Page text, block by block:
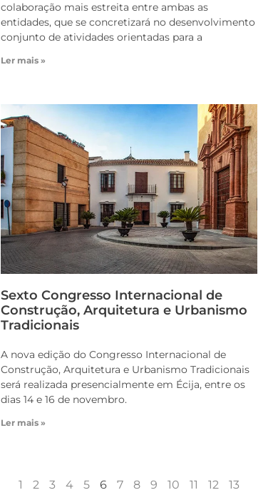
colaboração mais estreita entre ambas as
entidades, que se concretizará no desenvolvimento
conjunto de atividades orientadas para a
Ler mais »
Sexto Congresso Internacional de
Construção, Arquitetura e Urbanismo
Tradicionais
A nova edição do Congresso Internacional de
Construção, Arquitetura e Urbanismo Tradicionais
será realizada presencialmente em Écija, entre os
dias 14 e 16 de novembro.
Ler mais »
1 2 3 4 5 6 7 8 9 10 11 12 13